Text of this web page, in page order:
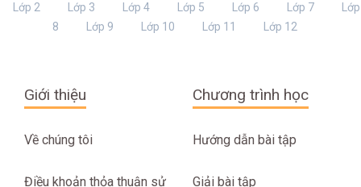
Lớp 2 Lớp 3 Lớp 4 Lớp 5 Lớp 6 Lớp 7
Lớp
8
Lớp 9 Lớp 10 Lớp 11 Lớp 12
Giới thiệu
Về chúng tôi
Điều khoản thỏa thuận sử
Chương trình học
Hướng dẫn bài tập
Giải bài tập